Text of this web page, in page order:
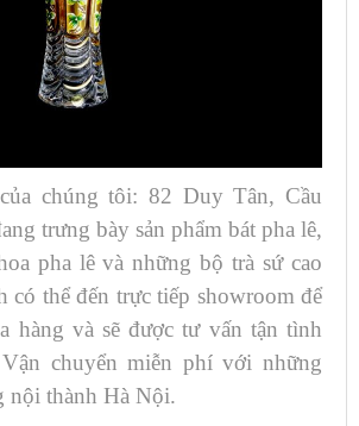
chúng tôi: 82 Duy Tân, Cầu
trưng bày sản phẩm bát pha lê,
pha lê và những bộ trà sứ cao
có thể đến trực tiếp showroom để
hàng và sẽ được tư vấn tận tình
chuyển miễn phí với những
nội thành Hà Nội.